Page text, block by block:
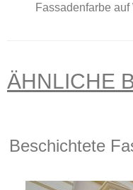
Fassadenfarbe
ÄHNLICHE
Beschichtete